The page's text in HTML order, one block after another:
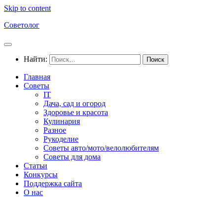
Skip to content
Советолог
Найти:
Главная
Советы
IT
Дача, сад и огород
Здоровье и красота
Кулинария
Разное
Рукоделие
Советы авто/мото/велолюбителям
Советы для дома
Статьи
Конкурсы
Поддержка сайта
О нас